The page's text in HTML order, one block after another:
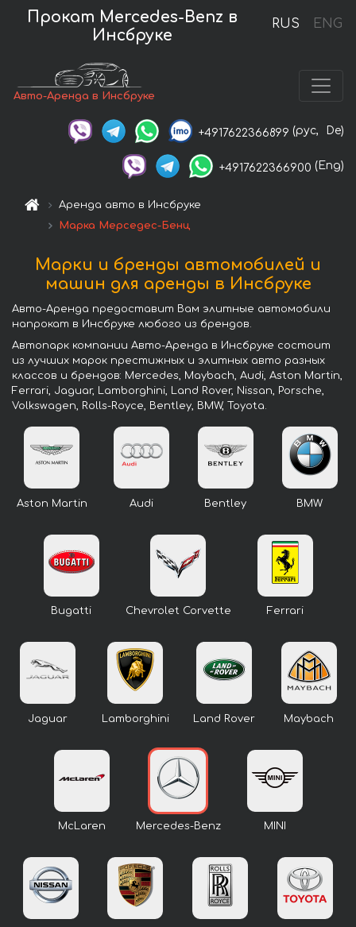
RUS ENG
Прокат Mercedes-Benz в
Инсбруке
Авто-Аренда в Инсбруке
+4917622366899 (рус, De)
+4917622366900 (Eng)
Аренда авто в Инсбруке
Марка Мерседес-Бенц
Марки и бренды автомобилей и
машин для аренды в Инсбруке
Авто-Аренда предоставит Вам элитные автомобили
напрокат в Инсбруке любого из брендов.
Автопарк компании Авто-Аренда в Инсбруке состоит
из лучших марок престижных и элитных авто разных
классов и брендов: Mercedes, Maybach, Audi, Aston Martin,
Ferrari, Jaguar, Lamborghini, Land Rover, Nissan, Porsche,
Volkswagen, Rolls-Royce, Bentley, BMW, Toyota.
Aston Martin Audi Bentley BMW
Bugatti Chevrolet Corvette Ferrari
Jaguar Lamborghini Land Rover Maybach
McLaren Mercedes-Benz MINI